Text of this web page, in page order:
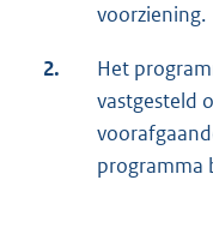
voorziening.
2.
Het
vastgesteld
programma